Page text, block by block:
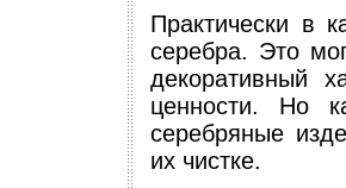
Практически в
серебра. Это
декоративный
ценности. Но
серебряные
их чистке.